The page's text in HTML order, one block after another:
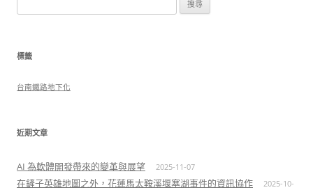
尋
鍵
標籤
台南鐵路地下化
近期文章
AI 為軟體開發帶來的變革與展望 2025-11-07
在鏟子英雄地圖之外，花蓮馬太鞍溪堰塞湖事件的資訊協作
2025-10-